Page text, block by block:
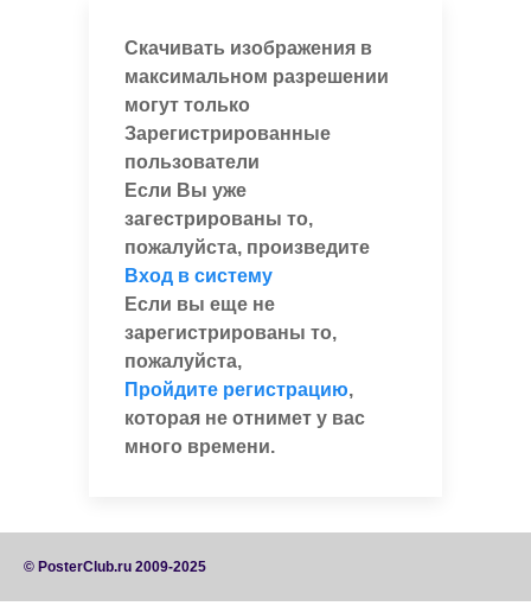
Скачивать изображения в
максимальном разрешении
могут только
Зарегистрированные
пользователи
Если Вы уже
загестрированы то,
пожалуйста, произведите
Вход в систему
Если вы еще не
зарегистрированы то,
пожалуйста,
Пройдите регистрацию,
которая не отнимет у вас
много времени.
© PosterClub.ru 2009-2025